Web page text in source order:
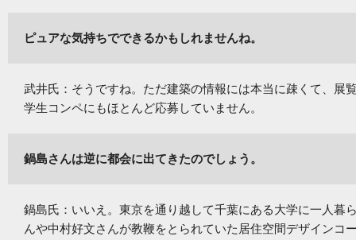
ピュアな気持ちでできるかもしれませんね。
武井氏：そうですね。ただ建築の情報には本当に疎くて、展
学生コンペにもほとんど応募していません。
鍋島さんは逆に都会に出てきたのでしょう。
鍋島氏：いいえ。東京を通り越して千葉にある大学に一人暮
んや中村好文さんが教鞭をとられていた居住空間デザインコ